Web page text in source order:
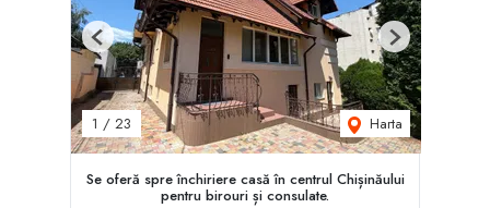
1 / 23 Harta
Previous Next
Se oferă spre închiriere casă în centrul Chișinăului
pentru birouri și consulate.